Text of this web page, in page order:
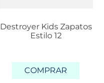
Destroyer Kids Zapatos
Estilo 12
COMPRAR